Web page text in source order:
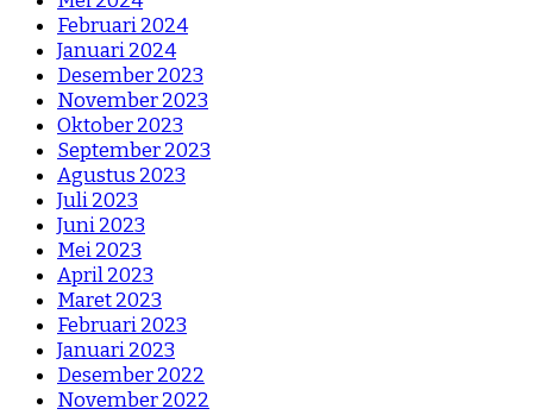
Februari 2024
Januari 2024
Desember 2023
November 2023
Oktober 2023
September 2023
Agustus 2023
Juli 2023
Juni 2023
Mei 2023
April 2023
Maret 2023
Februari 2023
Januari 2023
Desember 2022
November 2022